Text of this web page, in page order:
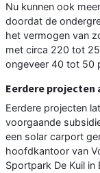
Nu kunnen ook
doordat de
het vermogen van
met circa 220 tot
ongeveer 40 tot 50
Eerdere projecten
Eerdere projecten
voorgaande
een solar carport
hoofdkantoor van
Sportpark De Kuil